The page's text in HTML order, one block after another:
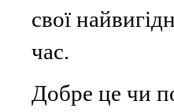
свої
час.
Добре це чи